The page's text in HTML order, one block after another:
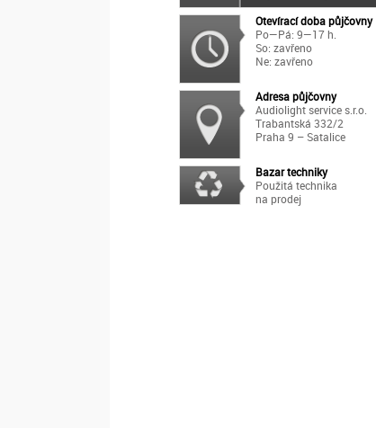
Otevírací doba půjčovny
Po—Pá: 9—17 h.
So: zavřeno
Ne: zavřeno
Adresa půjčovny
Audiolight service s.r.o.
Trabantská 332/2
Praha 9 – Satalice
Bazar techniky
Použitá technika
na prodej